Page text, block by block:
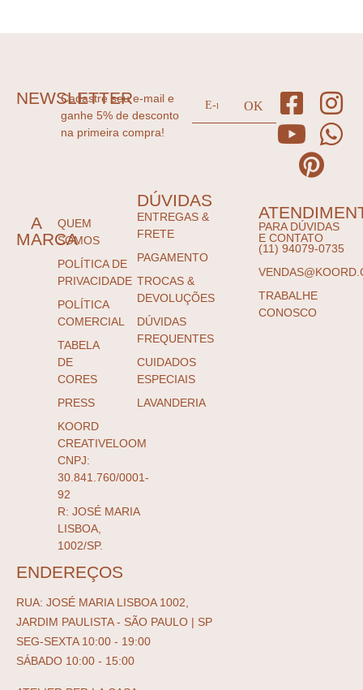
NEWSLETTER
Cadastre seu e-mail e
ganhe 5% de desconto
na primeira compra!
A
MARCA
QUEM
SOMOS
POLÍTICA DE
PRIVACIDADE
POLÍTICA
COMERCIAL
TABELA
DE
CORES
PRESS
KOORD
CREATIVELOOM
CNPJ:
30.841.760/0001-
92
R: JOSÉ MARIA
LISBOA,
1002/SP.
DÚVIDAS
ENTREGAS &
FRETE
PAGAMENTO
TROCAS &
DEVOLUÇÕES
DÚVIDAS
FREQUENTES
CUIDADOS
ESPECIAIS
LAVANDERIA
PARA DÚVIDAS
E CONTATO
(11) 94079-0735
TRABALHE
CONOSCO
ENDEREÇOS
RUA: JOSÉ MARIA LISBOA 1002,
JARDIM PAULISTA - SÃO PAULO | SP
SEG-SEXTA 10:00 - 19:00
SÁBADO 10:00 - 15:00